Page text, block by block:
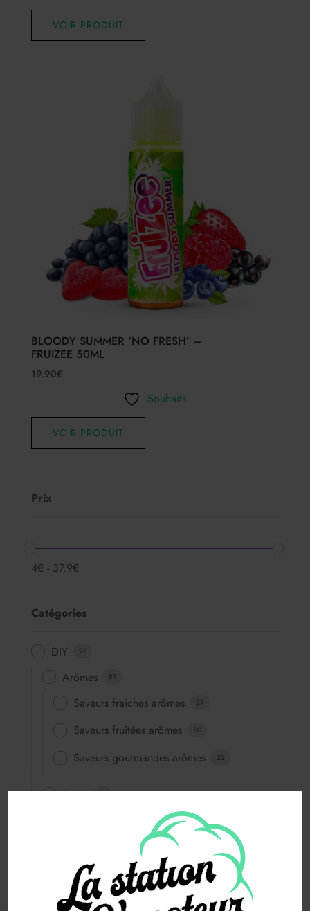
VOIR PRODUIT
BLOODY SUMMER ‘NO FRESH’ –
FRUIZEE 50ML
19.90€
Souhaits
VOIR PRODUIT
Prix
4€ - 37.9€
Catégories
DIY 97
Arômes 81
Saveurs fraiches arômes 29
Saveurs fruitées arômes 50
Saveurs gourmandes arômes 22
Bases 16
50 ML 542
E-liquide 50ML